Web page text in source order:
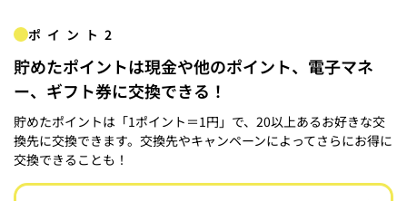
ポイント2
貯めたポイントは現金や他のポイント、電子マネ
ー、ギフト券に交換できる！
貯めたポイントは「1ポイント＝1円」で、20以上あるお好きな交
換先に交換できます。交換先やキャンペーンによってさらにお得に
交換できることも！